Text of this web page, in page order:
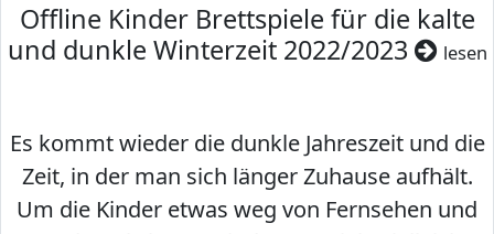
Offline Kinder Brettspiele für die kalte
und dunkle Winterzeit 2022/2023
lesen
Es kommt wieder die dunkle Jahreszeit und die
Zeit, in der man sich länger Zuhause aufhält.
Um die Kinder etwas weg von Fernsehen und